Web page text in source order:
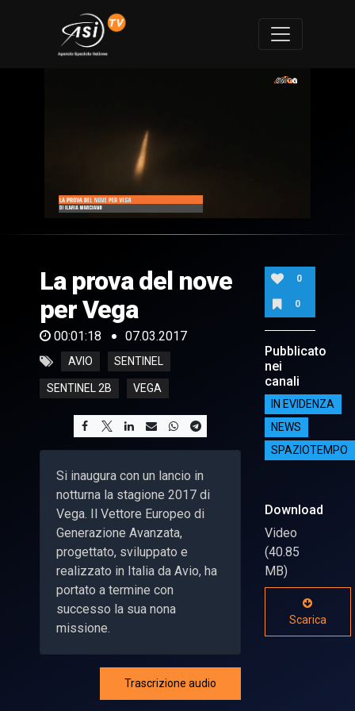
of
18
seconds
La prova del nove
per Vega
00:01:18 07.03.2017
AVIO SENTINEL
SENTINEL 2B VEGA
Si inaugura con un lancio in
notturna la stagione 2017 di
Vega. Il Vettore Europeo di
Generazione Avanzata,
progettato, sviluppato e
realizzato in Italia da Avio, ha
portato a termine con
successo la sua nona
missione.
Trascrizione audio
0
0
Pubblicato
nei
canali
IN EVIDENZA
NEWS
SPAZIOTEMPO
Download
Video
(40.85
MB)
Scarica